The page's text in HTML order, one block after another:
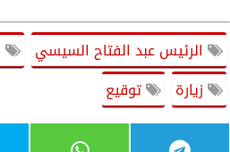
الرئيس عبد الفتاح السيسي
زيارة
توقيع